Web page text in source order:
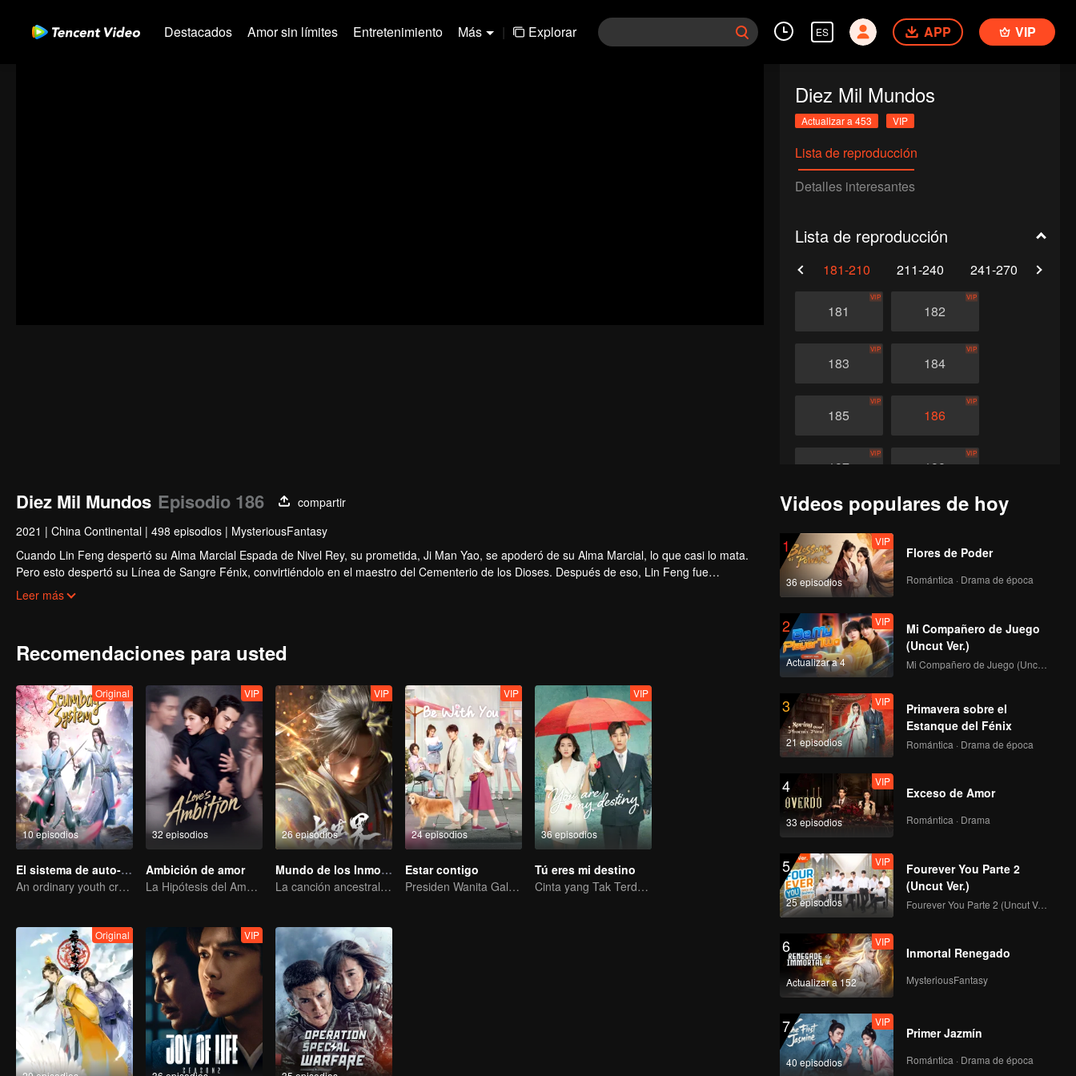
Destacados Amor sin límites Entretenimiento Más | Explorar ES APP VIP
Diez Mil Mundos
Actualizar a 453 VIP
Lista de reproducción
Detalles interesantes
Lista de reproducción
181-210 211-240 241-270
181
VIP
182
VIP
183
VIP
184
VIP
185
VIP
186
VIP
187
VIP
188
VIP
189
VIP VIP
191
VIP VIP
193 194
195
VIP
196
VIP
197
VIP
198
VIP
199
201
VIP VIP
203
VIP
204
VIP
205
207
VIP
208
209
VIP
210
Diez Mil Mundos Episodio 186
compartir
2021 | China Continental | 498 episodios | MysteriousFantasy
Cuando Lin Feng despertó su Alma Marcial Espada de Nivel Rey, su prometida, Ji Man Yao, se apoderó de su Alma Marcial, lo que casi lo mata.
Pero esto despertó su Línea de Sangre Fénix, convirtiéndolo en el maestro del Cementerio de los Dioses. Después de eso, Lin Feng fue
boicoteado por el Clan Lin, pero recibió ayuda de su hermana, su abuelo y el nuevo poder que obtuvo del Cementerio de los Dioses. Finalmente,
Leer más
Recomendaciones para usted
10 episodios
Original
El sistema de auto-salvación del villano escoria
An ordinary youth crossing as a villain into the book and abusing the hero!
32 episodios
VIP
Ambición de amor
La Hipótesis del Amor Verdadero de Zhao Lusi y Chen Weiting
26 episodios
VIP
Mundo de los Inmortales
La canción ancestral narra todo sobre la sangre y las lágrimas
24 episodios
VIP
Estar contigo
Presiden Wanita Galak Menggoda Anak Muda Sombong
36 episodios
VIP
Tú eres mi destino
Cinta yang Tak Terduga
Original VIP
Videos populares de hoy
1
36 episodios
VIP
Flores de Poder
Romántica · Drama de época
2
Actualizar a 4
VIP
Mi Compañero de Juego
(Uncut Ver.)
Mi Compañero de Juego (Uncut Ver.)
3
21 episodios
VIP
Primavera sobre el
Estanque del Fénix
Romántica · Drama de época
4
33 episodios
VIP
Exceso de Amor
Romántica · Drama
5
25 episodios
VIP
Fourever You Parte 2
(Uncut Ver.)
Fourever You Parte 2 (Uncut Ver.)
6
Actualizar a 152
VIP
Inmortal Renegado
MysteriousFantasy
7
40 episodios
VIP
Primer Jazmín
Romántica · Drama de época